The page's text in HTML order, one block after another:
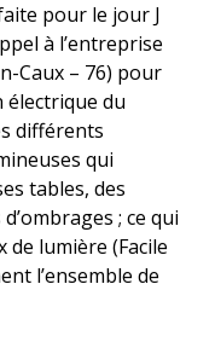
pour le jour J
à l’entreprise
Caux – 76) pour
électrique du
différents
qui
tables, des
; ce qui
lumière (Facile
l’ensemble de